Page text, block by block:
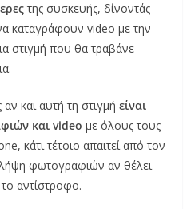
της συσκευής, δίνοντάς
καταγράφουν video με την
στιγμή που θα τραβάνε
και αυτή τη στιγμή είναι
και video με όλους τους
κάτι τέτοιο απαιτεί από τον
φωτογραφιών αν θέλει
αντίστροφο.